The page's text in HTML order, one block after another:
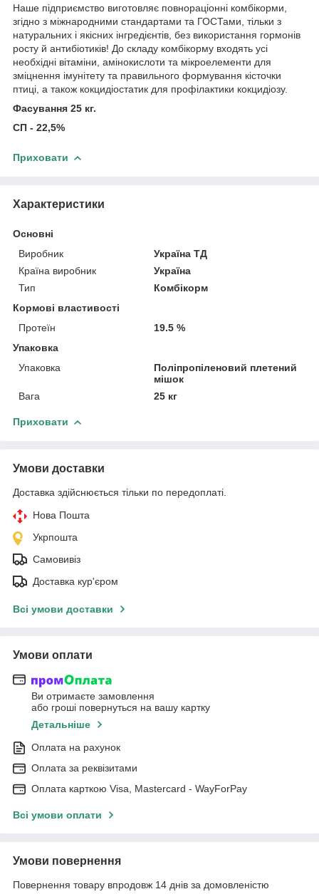
Наше підприємство виготовляє повнораціонні комбікорми,
згідно з міжнародними стандартами та ГОСТами, тільки з
натуральних і якісних інгредієнтів, без використання гормонів
росту й антибіотиків! До складу комбікорму входять усі
необхідні вітаміни, амінокислоти та мікроелементи для
зміцнення імунітету та правильного формування кісточки
птиці, а також кокцидіостатик для профілактики кокцидіозу.
Фасування 25 кг.
СП - 22,5%
Приховати
Характеристики
Основні
Виробник
Україна ТД
Країна виробник
Україна
Тип
Комбікорм
Кормові властивості
Протеїн
19.5 %
Упаковка
Упаковка
Поліпропіленовий плетений
мішок
Вага
25 кг
Приховати
Умови доставки
Доставка здійснюється тільки по передоплаті.
Нова Пошта
Укрпошта
Самовивіз
Доставка кур'єром
Всі умови доставки
Умови оплати
Ви отримаєте замовлення
або гроші повернуться на вашу картку
Детальніше
Оплата на рахунок
Оплата за реквізитами
Оплата карткою Visa, Mastercard - WayForPay
Всі умови оплати
Умови повернення
Повернення товару впродовж 14 днів за домовленістю